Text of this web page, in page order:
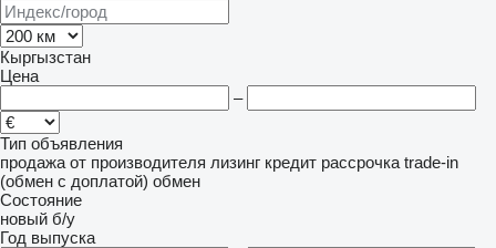
Кыргызстан
Цена
–
Тип объявления
продажа от производителя лизинг кредит рассрочка trade-in
(обмен с доплатой) обмен
Состояние
новый б/у
Год выпуска